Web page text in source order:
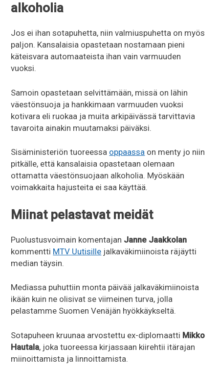
alkoholia
Jos ei ihan sotapuhetta, niin valmiuspuhetta on myös
paljon. Kansalaisia opastetaan nostamaan pieni
käteisvara automaateista ihan vain varmuuden
vuoksi.
Samoin opastetaan selvittämään, missä on lähin
väestönsuoja ja hankkimaan varmuuden vuoksi
kotivara eli ruokaa ja muita arkipäivässä tarvittavia
tavaroita ainakin muutamaksi päiväksi.
Sisäministeriön tuoreessa oppaassa on menty jo niin
pitkälle, että kansalaisia opastetaan olemaan
ottamatta väestönsuojaan alkoholia. Myöskään
voimakkaita hajusteita ei saa käyttää.
Miinat pelastavat meidät
Puolustusvoimain komentajan Janne Jaakkolan
kommentti MTV Uutisille jalkaväkimiinoista räjäytti
median täysin.
Mediassa puhuttiin monta päivää jalkaväkimiinoista
ikään kuin ne olisivat se viimeinen turva, jolla
pelastamme Suomen Venäjän hyökkäykseltä.
Sotapuheen kruunaa arvostettu ex-diplomaatti Mikko
Hautala, joka tuoreessa kirjassaan kiirehtii itärajan
miinoittamista ja linnoittamista.